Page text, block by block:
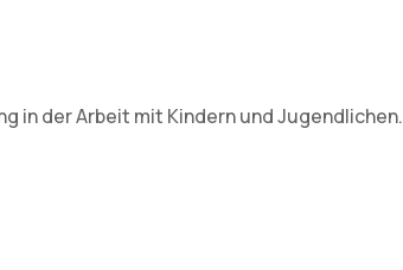
in der Arbeit mit Kindern und Jugendlichen.